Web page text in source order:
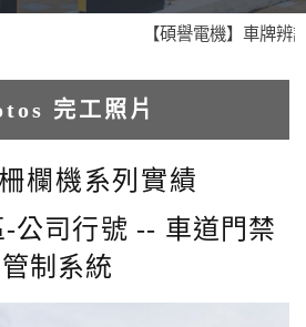
【碩譽電機】車牌辨
完工照片
績
實績
欄機系列實績
公司行號 -- 車道門禁
管制系統